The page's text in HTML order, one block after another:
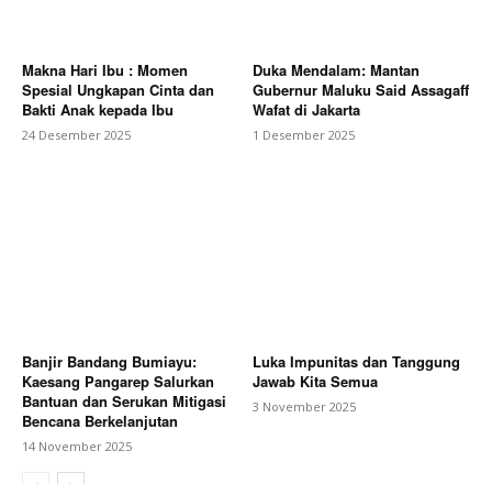
Makna Hari Ibu : Momen
Spesial Ungkapan Cinta dan
Bakti Anak kepada Ibu
24 Desember 2025
Duka Mendalam: Mantan
Gubernur Maluku Said Assagaff
Wafat di Jakarta
1 Desember 2025
Banjir Bandang Bumiayu:
Kaesang Pangarep Salurkan
Bantuan dan Serukan Mitigasi
Bencana Berkelanjutan
14 November 2025
Luka Impunitas dan Tanggung
Jawab Kita Semua
3 November 2025